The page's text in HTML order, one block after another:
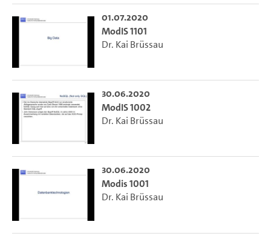
01.07.2020
ModIS 1101
Dr. Kai Brüssau
30.06.2020
ModIS 1002
Dr. Kai Brüssau
30.06.2020
Modis 1001
Dr. Kai Brüssau